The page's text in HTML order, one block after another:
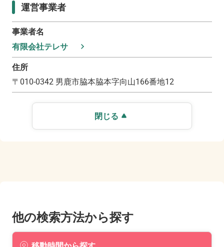
運営事業者
事業者名
有限会社テレサ
住所
〒 010-0342 男鹿市脇本脇本字向山166番地12
閉じる
他の検索方法から探す